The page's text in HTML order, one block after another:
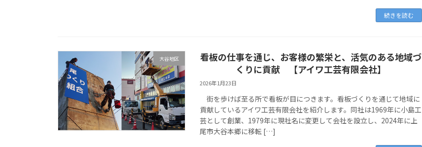
続きを読む
大谷地区
看板の仕事を通じ、お客様の繁栄と、活気のある地域づ
くりに貢献 【アイワ工芸有限会社】
2026年1月23日
街を歩けば至る所で看板が目につきます。看板づくりを通じて地域に
貢献しているアイワ工芸有限会社を紹介します。同社は1969年に小島工
芸として創業、1979年に現社名に変更して会社を設立し、2024年に上
尾市大谷本郷に移転 […]